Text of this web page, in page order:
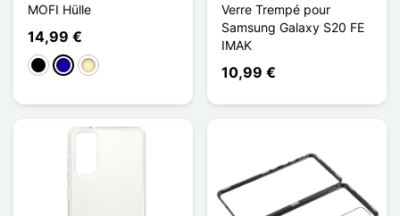
MOFI Hülle
14,99 €
SchwarzDunkelblau
Golden
Verre Trempé pour
Samsung Galaxy S20 FE
IMAK
10,99 €